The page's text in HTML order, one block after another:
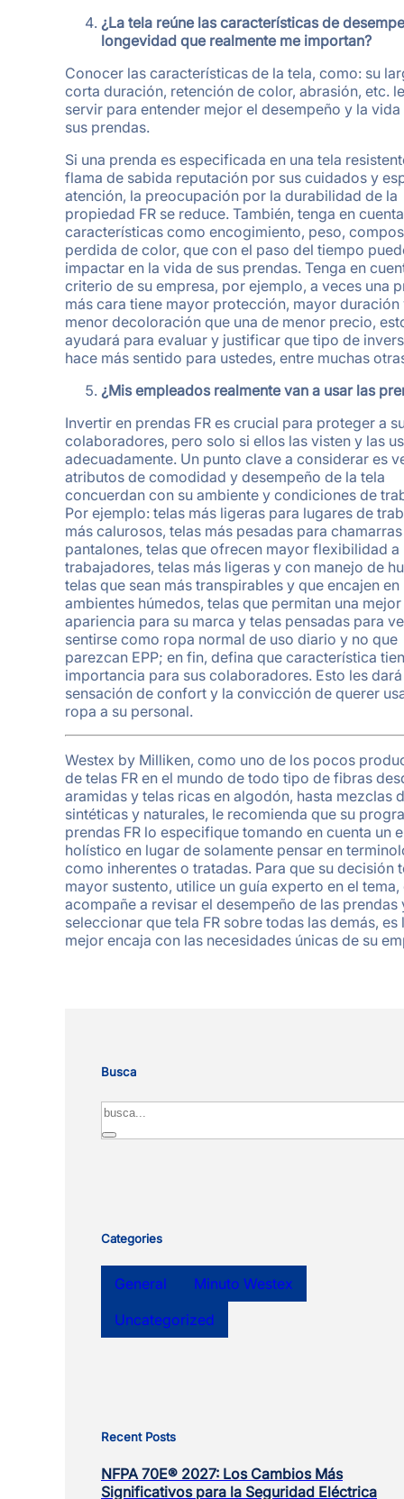
¿La tela reúne las características de
longevidad que realmente me importan?
Conocer las características de la tela, como: su
corta duración, retención de color, abrasión, etc.
servir para entender mejor el desempeño y la
sus prendas.
Si una prenda es especificada en una tela
flama de sabida reputación por sus cuidados y
atención, la preocupación por la durabilidad de la
propiedad FR se reduce. También, tenga en
características como encogimiento, peso,
perdida de color, que con el paso del tiempo
impactar en la vida de sus prendas. Tenga en
criterio de su empresa, por ejemplo, a veces una
más cara tiene mayor protección, mayor duración
menor decoloración que una de menor precio,
ayudará para evaluar y justificar que tipo de
hace más sentido para ustedes, entre muchas
¿Mis empleados realmente van a usar las
Invertir en prendas FR es crucial para proteger a
colaboradores, pero solo si ellos las visten y las
adecuadamente. Un punto clave a considerar es
atributos de comodidad y desempeño de la tela
concuerdan con su ambiente y condiciones de
Por ejemplo: telas más ligeras para lugares de
más calurosos, telas más pesadas para
pantalones, telas que ofrecen mayor flexibilidad a
trabajadores, telas más ligeras y con manejo de
telas que sean más transpirables y que encajen en
ambientes húmedos, telas que permitan una mejor
apariencia para su marca y telas pensadas para
sentirse como ropa normal de uso diario y no que
parezcan EPP; en fin, defina que característica
importancia para sus colaboradores. Esto les
sensación de confort y la convicción de querer
ropa a su personal.
Westex by Milliken, como uno de los pocos
de telas FR en el mundo de todo tipo de fibras
aramidas y telas ricas en algodón, hasta mezclas
sintéticas y naturales, le recomienda que su
prendas FR lo especifique tomando en cuenta un
holístico en lugar de solamente pensar en
como inherentes o tratadas. Para que su decisión
mayor sustento, utilice un guía experto en el tema,
acompañe a revisar el desempeño de las prendas
seleccionar que tela FR sobre todas las demás, es
mejor encaja con las necesidades únicas de su
Busca
Search
Categories
General
Minuto Westex
Uncategorized
Recent Posts
NFPA 70E® 2027: Los Cambios Más
Significativos para la Seguridad Eléctrica